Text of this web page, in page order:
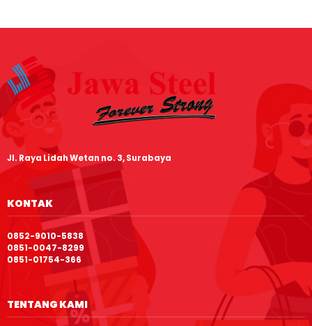
Jl. Raya Lidah Wetan no. 3, Surabaya
KONTAK
0852-9010-5838
0851-0047-8299
0851-01754-366
TENTANG KAMI